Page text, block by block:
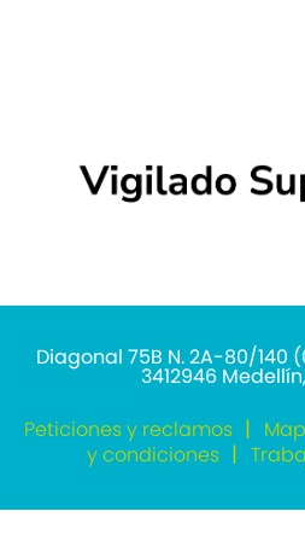
Diagonal 75B N. 2A-80/140
3412946
Peticiones y reclamos
y condiciones